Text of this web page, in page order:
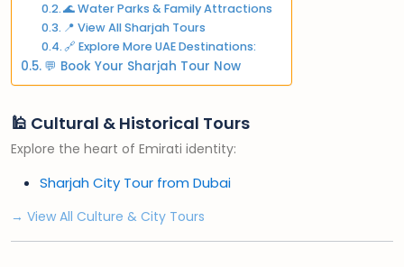
🌊 Water Parks & Family Attractions
📍 View All Sharjah Tours
🔗 Explore More UAE Destinations:
💬 Book Your Sharjah Tour Now
🕌 Cultural & Historical Tours
Explore the heart of Emirati identity:
Sharjah City Tour from Dubai
→ View All Culture & City Tours